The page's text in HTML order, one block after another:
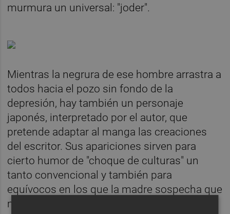
murmura un universal: "joder".
Mientras la negrura de ese hombre arrastra a
todos hacia el pozo sin fondo de la
depresión, hay también un personaje
japonés, interpretado por el autor, que
pretende adaptar al manga las creaciones
del escritor. Sus apariciones sirven para
cierto humor de "choque de culturas" un
tanto convencional y también para
equívocos en los que la madre sospecha que
mantiene una relación homosexual con su